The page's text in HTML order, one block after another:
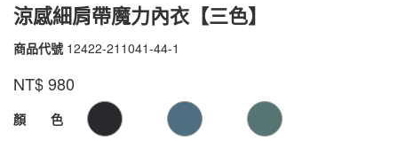
涼感細肩帶魔力內衣【三色】
商品代號 12422-211041-44-1
12422-
44-
品牌 VOUX
NT$980
GOODS000000000000000105323
顏 色